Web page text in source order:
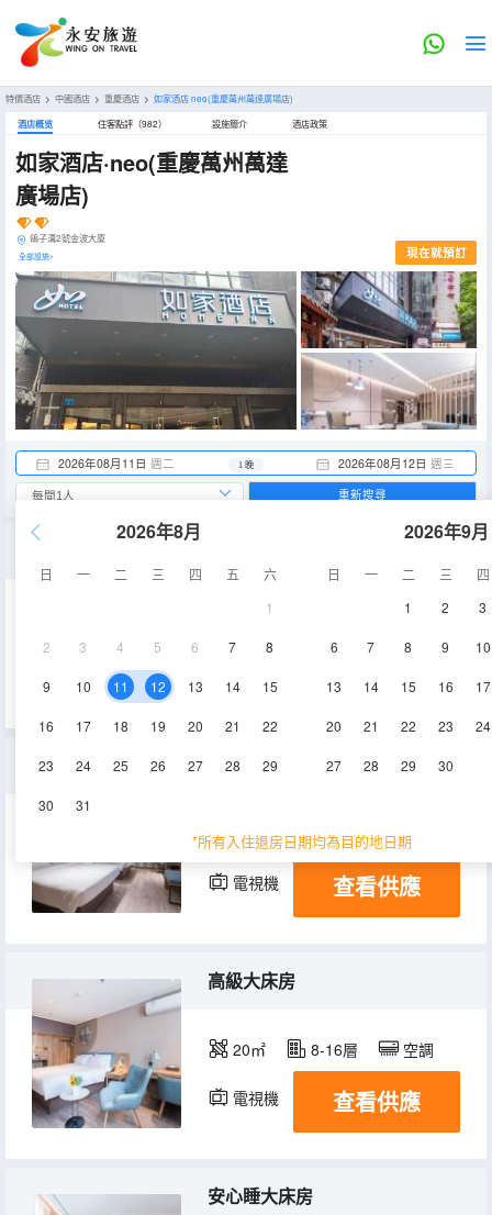
特價酒店 > 中國酒店 > 重慶酒店 > 如家酒店·neo(重慶萬州萬達廣場店)
酒店概览 住客點評（982） 設施簡介 酒店政策
如家酒店·neo(重慶萬州萬達
廣場店)
鴿子溝2號金波大廈
全部設施> 現在就預訂
2026年08月11日 週二 2026年08月12日 週三
1 晚
2026年8月
日 一 二 三 四 五
六
1
2 3 4 5 6 7 8
9 10 11 12 13 14 15
16 17 18 19 20 21 22
23 24 25 26 27 28 29
30 31
2026年9月
日 一 二 三
四
1
2 3
6 7 8 9 10
13 14 15 16 17
20 21 22 23 24
27 28 29 30
*所有入住退房日期均為目的地日期
重新搜尋
空調
家庭房
27㎡ 8-15層 空調
電視機 查看供應
高級大床房
20㎡ 8-16層 空調
電視機 查看供應
安心睡大床房